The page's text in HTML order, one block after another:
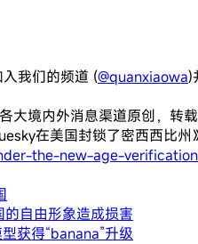
我们的频道 (@quanxiaowa)
大境内外消息渠道原创，转载
在美国封锁了密西西比州
the-new-age-
自由形象造成损害
获得“banana”升级